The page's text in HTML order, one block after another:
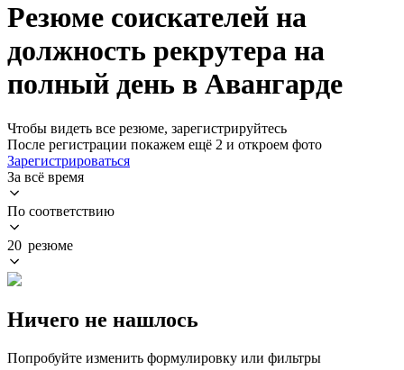
Резюме соискателей на
должность рекрутера на
полный день в Авангарде
Чтобы видеть все резюме, зарегистрируйтесь
После регистрации покажем ещё 2 и откроем фото
Зарегистрироваться
За всё время
По соответствию
20 резюме
Ничего не нашлось
Попробуйте изменить формулировку или фильтры